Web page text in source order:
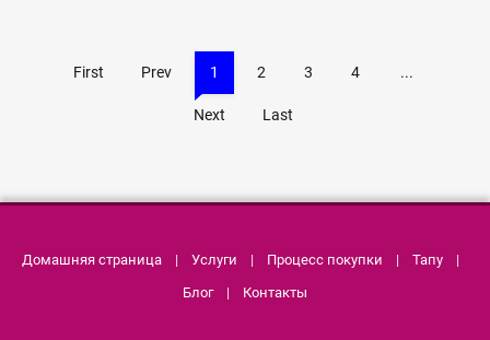
First Prev 1 2 3 4 ...
Next Last
Домашняя страница| Услуги | Процесс покупки | Тапу|
Блог| Контакты